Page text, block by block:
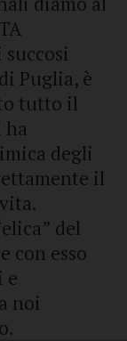
succosi
Puglia, è
tutto il
ha
degli
il
del
con esso
e
noi